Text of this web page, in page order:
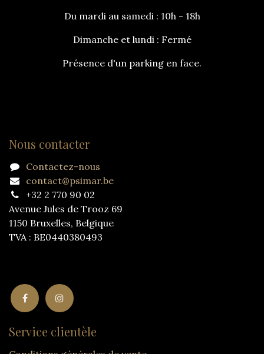
Du mardi au samedi : 10h - 18h
Dimanche et lundi : Fermé
Présence d'un parking en face.
Nous contacter
Contactez-nous
contact@psimar.be
+32 2 770 90 02
Avenue Jules de Trooz 69
1150 Bruxelles, Belgique
TVA : BE0440380493
Service clientèle